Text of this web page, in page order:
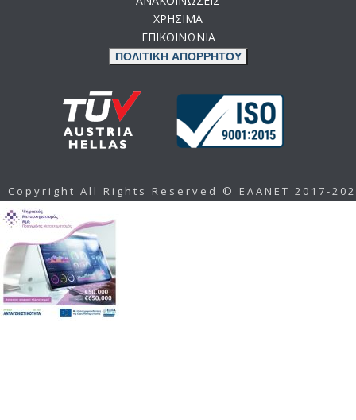
ΧΡΗΣΙΜΑ
ΕΠΙΚΟΙΝΩΝΙΑ
ΠΟΛΙΤΙΚΗ ΑΠΟΡΡΗΤΟΥ
Copyright All Rights Reserved © ΕΛΑΝΕΤ 2017-